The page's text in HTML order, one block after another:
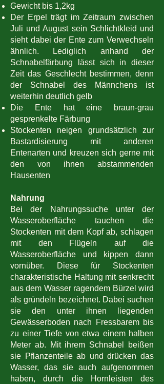
Gewicht bis 1,2kg
Der Erpel trägt im Zeitraum zwischen
Juli und August sein Schlichtkleid und
sieht dabei der Ente zum Verwechseln
ähnlich. Lediglich anhand der
Schnabelfärbung lässt sich in dieser
Zeit das Geschlecht bestimmen, denn
der Schnabel des Männchens ist
weiterhin deutlich gelb
Die Ente hat eine braun-grau
gesprenkelte Färbung
Stockenten neigen grundsätzlich zur
Bastardisierung mit anderen
Entenarten und kreuzen sich gerne mit
den von ihnen abstammenden
Hausenten
Nahrung
Bei der Nahrungssuche unter der
Wasseroberfläche tauchen die
Stockenten mit dem Kopf ab, schlagen
mit den Flügeln auf die
Wasseroberfläche und kippen dann
vornüber. Diese für Stockenten
charakteristische Haltung mit senkrecht
aus dem Wasser ragendem Bürzel wird
als gründeln bezeichnet. Dabei suchen
sie den unter ihnen liegenden
Gewässerboden nach Fressbarem bis
zu einer Tiefe von etwa einem halben
Meter ab. Mit ihrem Schnabel beißen
sie Pflanzenteile ab und drücken das
Wasser, das sie auch aufgenommen
haben, durch die Hornleisten des